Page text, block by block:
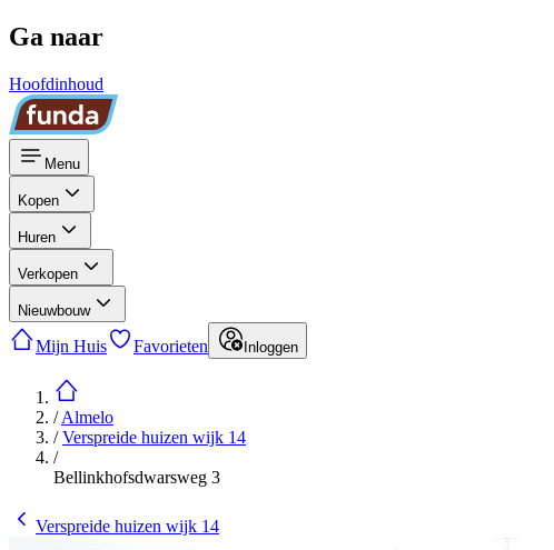
Ga naar
Hoofdinhoud
Menu
Kopen
Huren
Verkopen
Nieuwbouw
Mijn Huis Favorieten Inloggen
/Almelo
/Verspreide huizen wijk 14
/
Bellinkhofsdwarsweg 3
Verspreide huizen wijk 14